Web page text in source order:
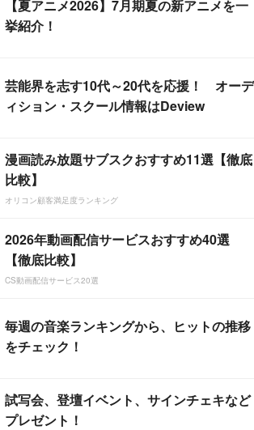
【夏アニメ2026】7月期夏の新アニメを一
挙紹介！
芸能界を志す10代～20代を応援！ オーデ
ィション・スクール情報はDeview
漫画読み放題サブスクおすすめ11選【徹底
比較】
オリコン顧客満足度ランキング
2026年動画配信サービスおすすめ40選
【徹底比較】
CS動画配信サービス20選
毎週の音楽ランキングから、ヒットの推移
をチェック！
試写会、登壇イベント、サインチェキなど
プレゼント！